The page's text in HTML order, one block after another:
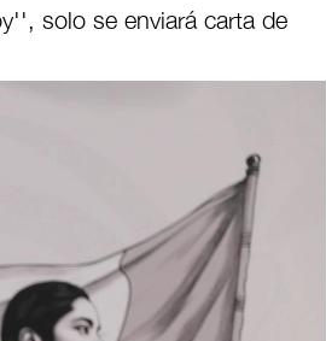
solo se enviará carta de